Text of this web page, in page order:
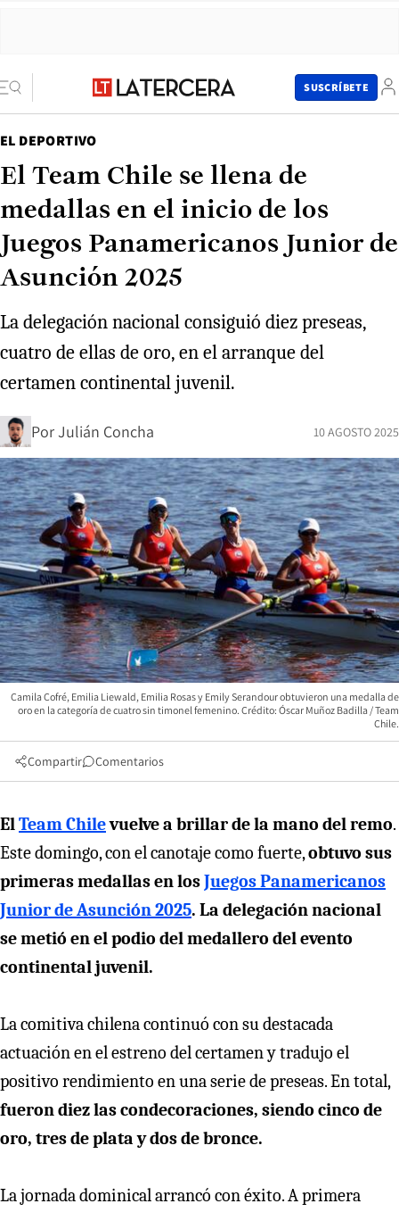
SUSCRÍBETE
EL DEPORTIVO
El Team Chile se llena de
medallas en el inicio de los
Juegos Panamericanos Junior de
Asunción 2025
La delegación nacional consiguió diez preseas,
cuatro de ellas de oro, en el arranque del
certamen continental juvenil.
PorJulián Concha 10 AGOSTO 2025
Camila Cofré, Emilia Liewald, Emilia Rosas y Emily Serandour obtuvieron una medalla de
oro en la categoría de cuatro sin timonel femenino. Crédito: Óscar Muñoz Badilla / Team
Chile.
Compartir Comentarios
ElTeam Chilevuelve a brillar de la mano del remo.
Este domingo, con el canotaje como fuerte,obtuvo sus
primeras medallas en losJuegos Panamericanos
Junior de Asunción 2025. La delegación nacional
se metió en el podio del medallero del evento
continental juvenil.
La comitiva chilena continuó con su destacada
actuación en el estreno del certamen y tradujo el
positivo rendimiento en una serie de preseas. En total,
fueron diez las condecoraciones, siendo cinco de
oro, tres de plata y dos de bronce.
La jornada dominical arrancó con éxito. A primera